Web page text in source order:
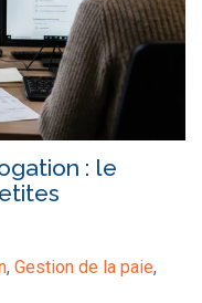
: le
, Gestion de la paie,